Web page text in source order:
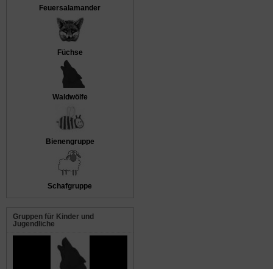
Feuersalamander
Füchse
Waldwölfe
Bienengruppe
Schafgruppe
Gruppen für Kinder und
Jugendliche